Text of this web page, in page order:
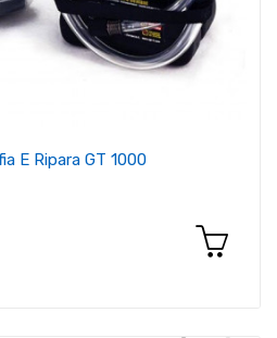
E Ripara GT 1000